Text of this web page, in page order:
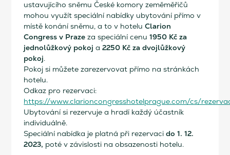
ustavujícího sněmu České komory zeměměřičů
mohou využít speciální nabídky ubytování přímo v
místě konání sněmu, a to v hoteluClarion
Congress v Praze za speciální cenu1950 Kč za
jednolůžkový pokoja2250 Kč za dvojlůžkový
pokoj.
Pokoj si můžete zarezervovat přímo na stránkách
hotelu.
Odkaz pro rezervaci:
https://www.clarioncongresshotelprague.com/cs/
Ubytování si rezervuje a hradí každý účastník
individuálně.
Speciální nabídka je platná při rezervacido 1. 12.
2023, poté v závislosti na obsazenosti hotelu.